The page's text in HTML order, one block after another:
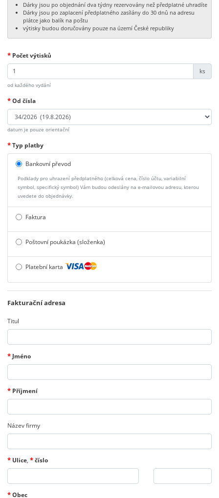
Dárky jsou po objednání dva týdny rezervovány než předplatné uhradíte
Dárky jsou po zaplacení předplatného zasílány do 30 dnů na adresu
plátce jako balík na poštu
výtisky budou doručovány pouze na území České republiky
* Počet výtisků
ks
od každého vydání
*Od čísla
datum je pouze orientační
*Typ platby
Bankovní převod
Podklady pro uhrazení předplatného (celková cena, číslo účtu, variabilní
symbol, specifický symbol) Vám budou odeslány na e-mailovou adresu, kterou
uvedete do objednávky.
Faktura
Poštovní poukázka (složenka)
Platební karta
Fakturační adresa
Titul
* Jméno
* Příjmení
Název firmy
* Ulice, *číslo
*Obec